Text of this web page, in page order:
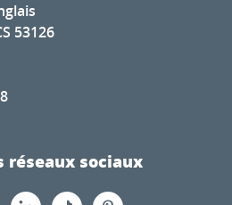
53126
réseaux sociaux